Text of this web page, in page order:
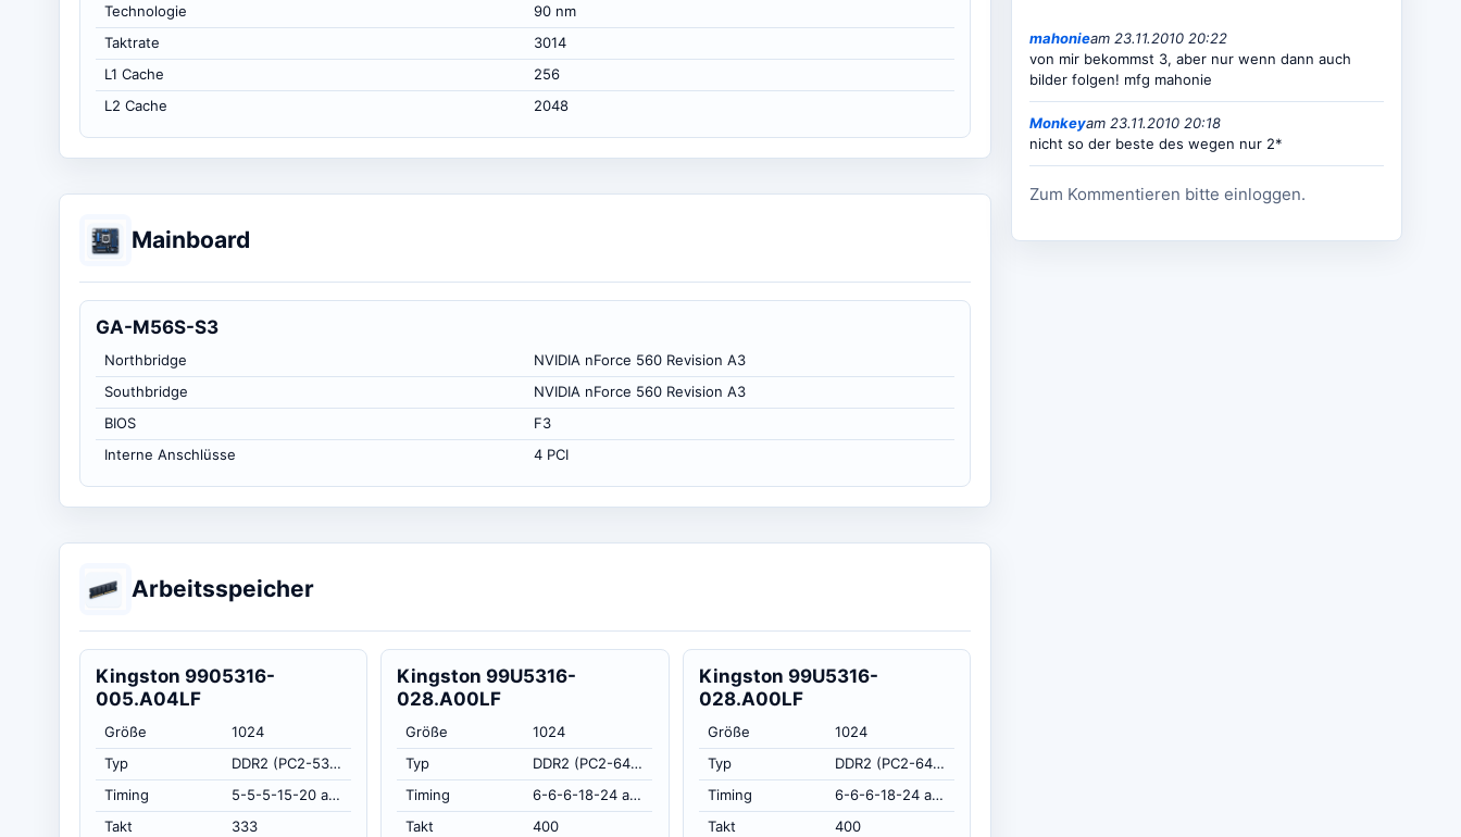
Technologie
90 nm
Taktrate
3014
L1 Cache
256
L2 Cache
2048
Mainboard
GA-M56S-S3
Northbridge
NVIDIA nForce 560 Revision A3
Southbridge
NVIDIA nForce 560 Revision A3
BIOS
F3
Interne Anschlüsse
4 PCI
Arbeitsspeicher
Kingston 9905316-
005.A04LF
Größe
1024
Typ
DDR2 (PC2-5300)
Timing
5-5-5-15-20 at 333.3 MHz, at 1.8 volts (CL-RCD-RP-RAS-RC)
Takt
333
Kingston 99U5316-
028.A00LF
Größe
1024
Typ
DDR2 (PC2-6400)
Timing
6-6-6-18-24 at 400.0 MHz, at 1.8 volts (CL-RCD-RP-RAS-RC)
Takt
400
Kingston 99U5316-
028.A00LF
Größe
1024
Typ
DDR2 (PC2-6400)
Timing
6-6-6-18-24 at 400.0 MHz, at 1.8 volts (CL-RCD-RP-RAS-RC)
Takt
400
mahonieam 23.11.2010 20:22
von mir bekommst 3, aber nur wenn dann auch
bilder folgen! mfg mahonie
Monkeyam 23.11.2010 20:18
nicht so der beste des wegen nur 2*
Zum Kommentieren bitte einloggen.